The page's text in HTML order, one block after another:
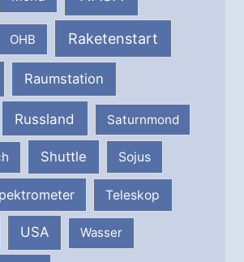
OHB Raketenstart
Raumstation
Russland Saturnmond
Shuttle Sojus
Teleskop
USA Wasser